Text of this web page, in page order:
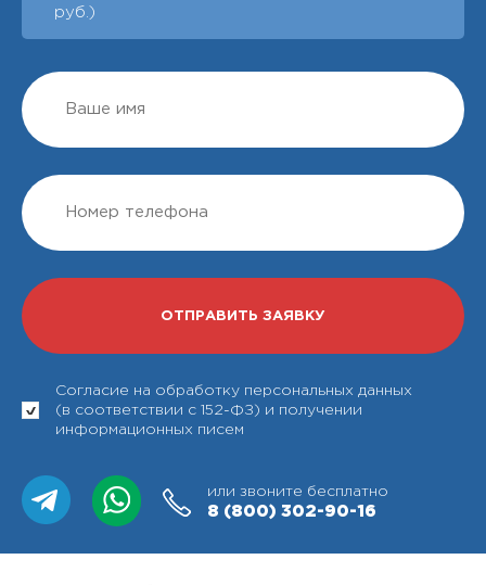
руб.)
Согласие на обработку персональных данных
(в соответствии с 152-ФЗ) и получении
информационных писем
или звоните бесплатно
8 (800) 302-90-16